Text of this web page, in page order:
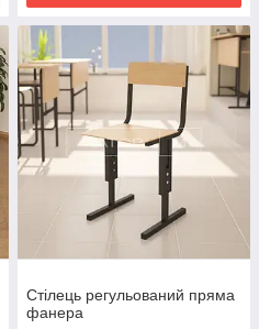
Стілець регульований пряма
фанера